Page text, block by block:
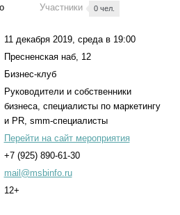
Участники 0 чел.
11 декабря 2019, среда в 19:00
Пресненская наб, 12
Бизнес-клуб
Руководители и собственники
бизнеса, специалисты по маркетингу
и PR, smm-специалисты
Перейти на сайт мероприятия
+7 (925) 890-61-30
mail@msbinfo.ru
12+